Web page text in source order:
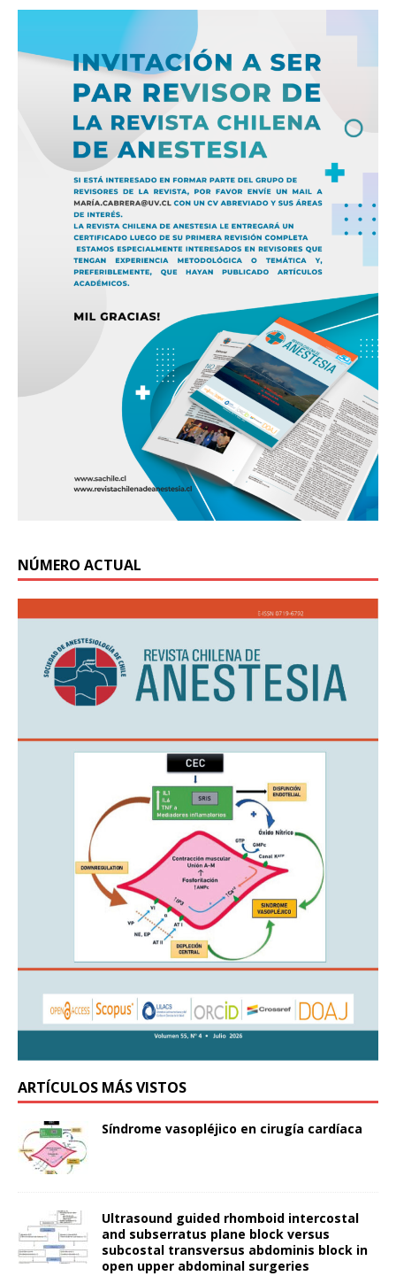
NÚMERO ACTUAL
ARTÍCULOS MÁS VISTOS
Síndrome vasopléjico en cirugía cardíaca
Ultrasound guided rhomboid intercostal
and subserratus plane block versus
subcostal transversus abdominis block in
open upper abdominal surgeries